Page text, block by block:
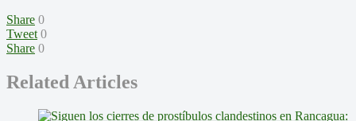
Share 0
Tweet 0
Share 0
Related Articles